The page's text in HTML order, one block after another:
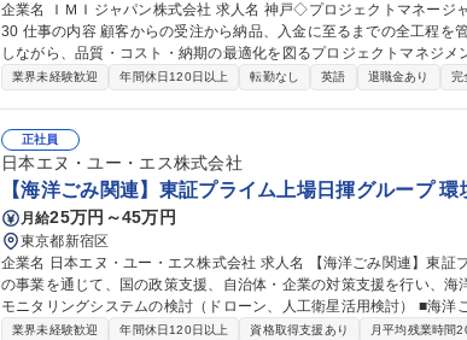
企業名 ＩＭＩジャパン株式会社 求人名 神戸◇プロジェクトマネージャー｜実務経験・英語力必須!転勤無◎年休1
30 仕事の内容 顧客からの受注から納品、入金に至るまでの全工程を管理し、営業やグローバルな製造拠点と連携
しながら、品質・コスト・納期の最適化を図るプロジェクトマネジメント業務です◎ ■営業
よび社内キックオフ（CORB）の実施 ■スコープ、納期、支払条件等
わせや新規用途案件の推進およびプロセス改善の実行 募集職種 神戸◇プロジェクトマネージャー｜実務経験・英
語力必須!転勤無◎年休130
業界未経験歓迎 年間休日120日以上 転勤なし 英語 退職金あり 完
正社員
日本エヌ・ユー・エス株式会社
【海洋ごみ関連】東証プライム上場日揮グループ 環
月給25万円～45万円
東京都新宿区
企業名 日本エヌ・ユー・エス株式会社 求人名 【海洋ごみ関連】東証プライム上場日揮グループ 仕事の内容 以下
の事業を通じて、国の政策支援、自治体・企業の対策支援を行い、
モニタリングシステムの検討（ドローン、人工衛星活用検討） ■海洋ごみ（漂着ごみ/漂流・海底ごみ/マイクロプ
ラスチック）の調査、解析、評価 ■海洋ごみの発生・漂着要因解析（
業界未経験歓迎 年間休日120日以上 資格取得支援あり 月平均残業時間